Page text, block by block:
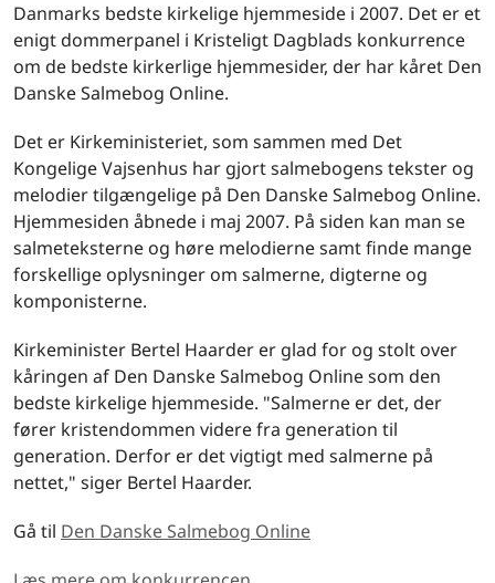
Danmarks bedste kirkelige hjemmeside i 2007. Det er et
enigt dommerpanel i Kristeligt Dagblads konkurrence
om de bedste kirkerlige hjemmesider, der har kåret Den
Danske Salmebog Online.
Det er Kirkeministeriet, som sammen med Det
Kongelige Vajsenhus har gjort salmebogens tekster og
melodier tilgængelige på Den Danske Salmebog Online.
Hjemmesiden åbnede i maj 2007. På siden kan man se
salmeteksterne og høre melodierne samt finde mange
forskellige oplysninger om salmerne, digterne og
komponisterne.
Kirkeminister Bertel Haarder er glad for og stolt over
kåringen af Den Danske Salmebog Online som den
bedste kirkelige hjemmeside. "Salmerne er det, der
fører kristendommen videre fra generation til
generation. Derfor er det vigtigt med salmerne på
nettet," siger Bertel Haarder.
Gå til Den Danske Salmebog Online